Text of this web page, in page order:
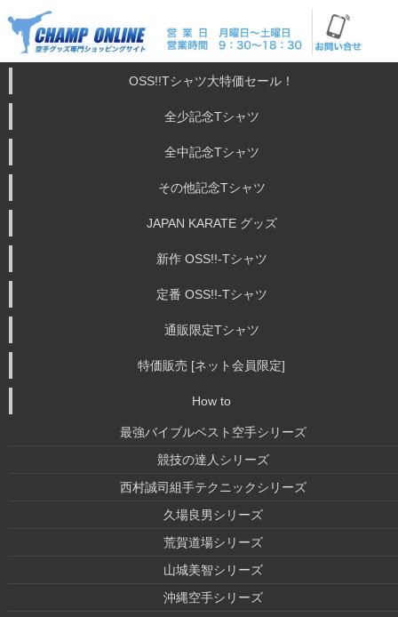
OSS!!Tシャツ大特価セール！
全少記念Tシャツ
全中記念Tシャツ
その他記念Tシャツ
JAPAN KARATE グッズ
新作 OSS!!-Tシャツ
定番 OSS!!-Tシャツ
通販限定Tシャツ
特価販売 [ネット会員限定]
How to
最強バイブルベスト空手シリーズ
競技の達人シリーズ
西村誠司組手テクニックシリーズ
久場良男シリーズ
荒賀道場シリーズ
山城美智シリーズ
沖縄空手シリーズ